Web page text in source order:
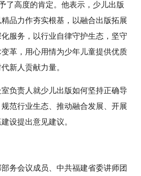
了高度的肯定。他表示，少儿出版
品力作夯实根基，以融合出版拓展
服务，以行业自律守护生态，坚守
革，用心用情为少年儿童提供优质
新人贡献力量。
负责人就少儿出版如何坚持正确导
范行业生态、推动融合发展、开展
设提出意见建议。
务会议成员、中共福建省委讲师团